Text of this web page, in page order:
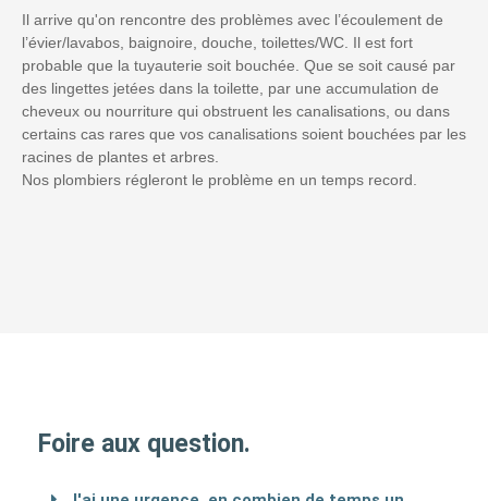
Il arrive qu'on rencontre des problèmes avec l’écoulement de
l’évier/lavabos, baignoire, douche, toilettes/WC. Il est fort
probable que la tuyauterie soit bouchée. Que se soit causé par
des lingettes jetées dans la toilette, par une accumulation de
cheveux ou nourriture qui obstruent les canalisations, ou dans
certains cas rares que vos canalisations soient bouchées par les
racines de plantes et arbres.
Nos plombiers régleront le problème en un temps record.
Foire aux question.